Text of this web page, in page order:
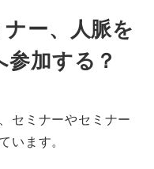
ー、人脈を
加する？
セミナーやセミナー
います。